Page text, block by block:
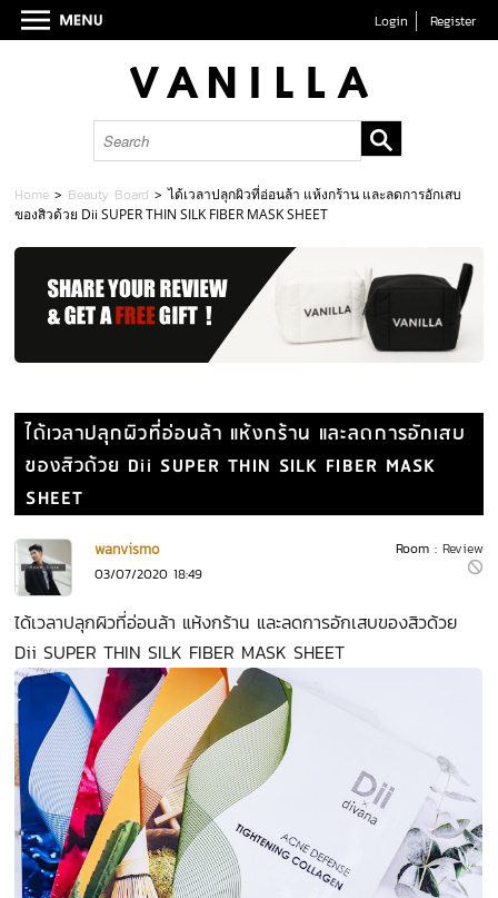
Login Register
Home > Beauty Board >ได้เวลาปลุกผิวที่อ่อนล้า แห้งกร้าน และลดการอักเสบ
ของสิวด้วย Dii SUPER THIN SILK FIBER MASK SHEET
ได้เวลาปลุกผิวที่อ่อนล้า แห้งกร้าน และลดการอักเสบ
ของสิวด้วย Dii SUPER THIN SILK FIBER MASK
SHEET
Room : Review
wanvismo
03/07/2020 18:49
ได้เวลาปลุกผิวที่อ่อนล้า แห้งกร้าน และลดการอักเสบของสิวด้วย
Dii SUPER THIN SILK FIBER MASK SHEET